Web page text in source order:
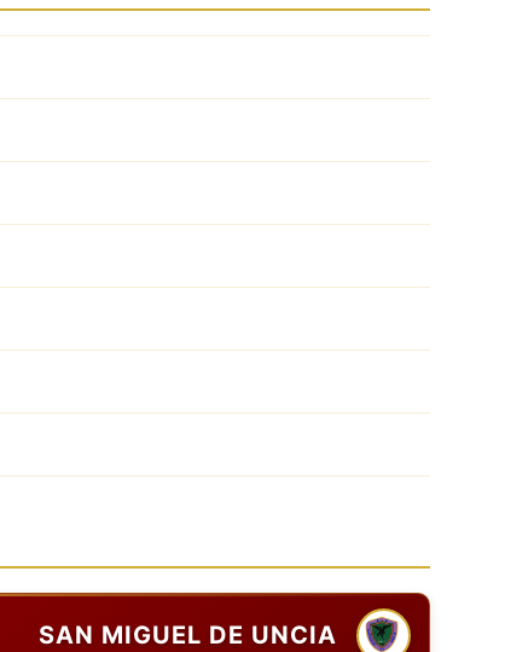
SAN MIGUEL DE UNCIA